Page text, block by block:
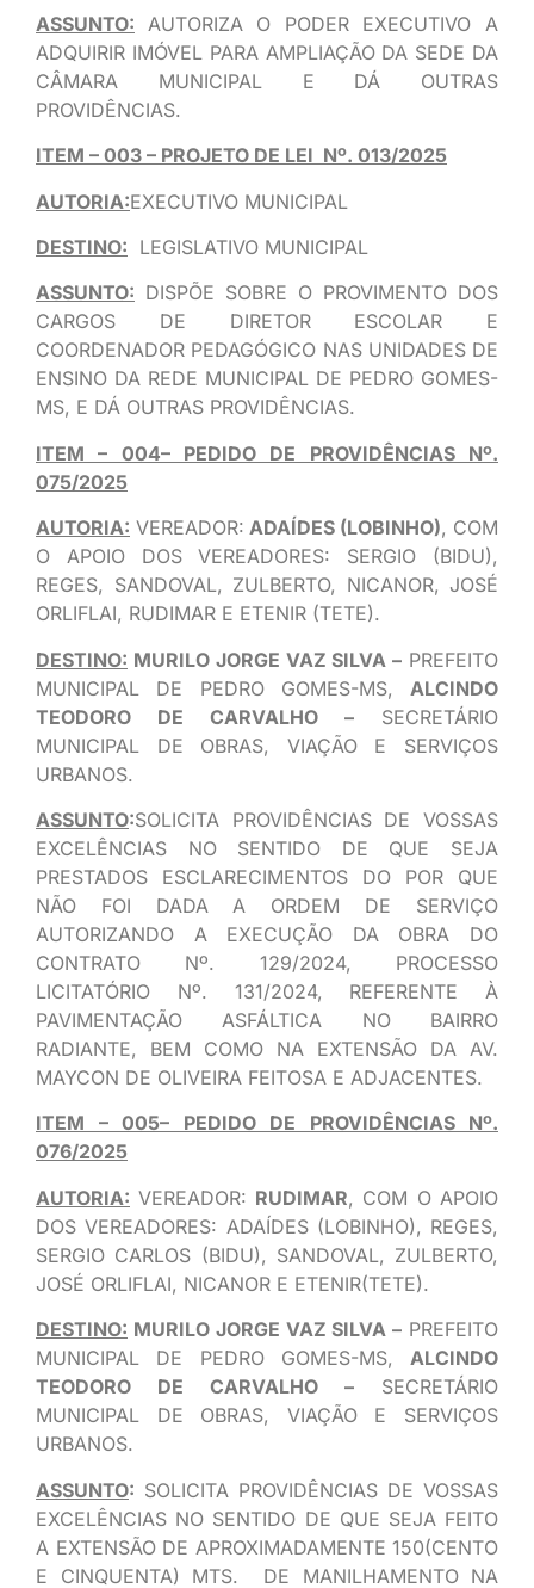
ASSUNTO:
AUTORIZA O PODER EXECUTIVO A
ADQUIRIR IMÓVEL PARA AMPLIAÇÃO DA SEDE DA
CÂMARA MUNICIPAL E DÁ OUTRAS
PROVIDÊNCIAS.
ITEM – 003 – PROJETO DE LEI Nº. 013/2025
AUTORIA:EXECUTIVO MUNICIPAL
DESTINO: LEGISLATIVO MUNICIPAL
ASSUNTO: DISPÕE SOBRE O PROVIMENTO DOS
CARGOS DE DIRETOR ESCOLAR E
COORDENADOR PEDAGÓGICO NAS UNIDADES DE
ENSINO DA REDE MUNICIPAL DE PEDRO GOMES-
MS, E DÁ OUTRAS PROVIDÊNCIAS.
ITEM – 004– PEDIDO DE PROVIDÊNCIAS Nº.
075/2025
AUTORIA: VEREADOR: ADAÍDES (LOBINHO), COM
O APOIO DOS VEREADORES: SERGIO (BIDU),
REGES, SANDOVAL, ZULBERTO, NICANOR, JOSÉ
ORLIFLAI, RUDIMAR E ETENIR (TETE).
DESTINO: MURILO JORGE VAZ SILVA – PREFEITO
MUNICIPAL DE PEDRO GOMES-MS, ALCINDO
TEODORO DE CARVALHO – SECRETÁRIO
MUNICIPAL DE OBRAS, VIAÇÃO E SERVIÇOS
URBANOS.
ASSUNTO:SOLICITA PROVIDÊNCIAS DE VOSSAS
EXCELÊNCIAS NO SENTIDO DE QUE SEJA
PRESTADOS ESCLARECIMENTOS DO POR QUE
NÃO FOI DADA A ORDEM DE SERVIÇO
AUTORIZANDO A EXECUÇÃO DA OBRA DO
CONTRATO Nº. 129/2024, PROCESSO
LICITATÓRIO Nº. 131/2024, REFERENTE À
PAVIMENTAÇÃO ASFÁLTICA NO BAIRRO
RADIANTE, BEM COMO NA EXTENSÃO DA AV.
MAYCON DE OLIVEIRA FEITOSA E ADJACENTES.
ITEM – 005– PEDIDO DE PROVIDÊNCIAS Nº.
076/2025
AUTORIA: VEREADOR: RUDIMAR, COM O APOIO
DOS VEREADORES: ADAÍDES (LOBINHO), REGES,
SERGIO CARLOS (BIDU), SANDOVAL, ZULBERTO,
JOSÉ ORLIFLAI, NICANOR E ETENIR(TETE).
DESTINO: MURILO JORGE VAZ SILVA – PREFEITO
MUNICIPAL DE PEDRO GOMES-MS, ALCINDO
TEODORO DE CARVALHO – SECRETÁRIO
MUNICIPAL DE OBRAS, VIAÇÃO E SERVIÇOS
URBANOS.
ASSUNTO: SOLICITA PROVIDÊNCIAS DE VOSSAS
EXCELÊNCIAS NO SENTIDO DE QUE SEJA FEITO
A EXTENSÃO DE APROXIMADAMENTE 150(CENTO
E CINQUENTA) MTS. DE MANILHAMENTO NA